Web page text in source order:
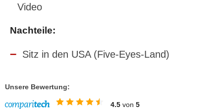
Video
Nachteile:
Sitz in den USA (Five-Eyes-Land)
Unsere Bewertung:
4.5 von 5